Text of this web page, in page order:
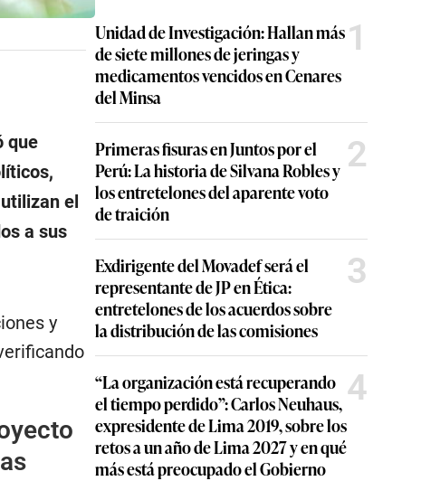
que
el
a sus
y
Unidad de Investigación: Hallan más
de siete millones de jeringas y
medicamentos vencidos en Cenares
del Minsa
1
Primeras fisuras en Juntos por el
Perú: La historia de Silvana Robles y
los entretelones del aparente voto
de traición
2
Exdirigente del Movadef será el
representante de JP en Ética:
entretelones de los acuerdos sobre
la distribución de las comisiones
3
“La organización está recuperando
el tiempo perdido”: Carlos Neuhaus,
expresidente de Lima 2019, sobre los
retos a un año de Lima 2027 y en qué
más está preocupado el Gobierno
4